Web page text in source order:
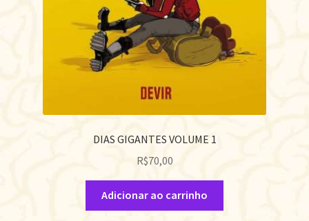
DIAS GIGANTES VOLUME 1
R$70,00
Adicionar ao carrinho